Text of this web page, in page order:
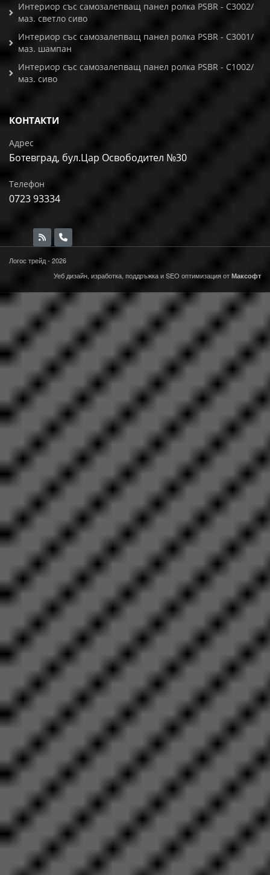
Интериор със самозалепващ панел ролка PSBR - C3002/
маз. светло сиво
Интериор със самозалепващ панел ролка PSBR - C3001/
маз. шампан
Интериор със самозалепващ панел ролка PSBR - C1002/
маз. сиво
КОНТАКТИ
Адрес
Ботевград, бул.Цар Освободител №30
Телефон
0723 93334
Логос трейд - 2026
Уеб дизайн, изработка, поддръжка иSEO оптимизация от Максофт